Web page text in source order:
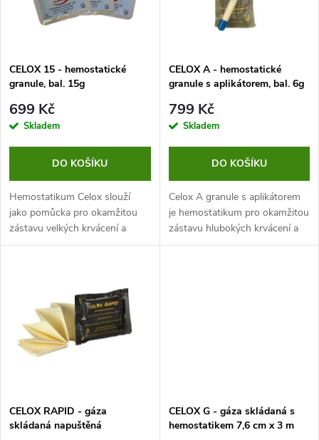
p
r
o
d
u
ů
s
p
r
d
u
ů
CELOX 15 - hemostatické
granule, bal. 15g
699 Kč
Skladem
DO KOŠÍKU
Hemostatikum Celox slouží
jako pomůcka pro okamžitou
zástavu velkých krvácení a
masivních ran. Je dodáváno ve
CELOX A - hemostatické
granule s aplikátorem, bal. 6g
799 Kč
Skladem
DO KOŠÍKU
Celox A granule s aplikátorem
je hemostatikum pro okamžitou
zástavu hlubokých krvácení a
masivních ran.
CELOX RAPID - gáza
skládaná napuštěná
CELOX G - gáza skládaná s
hemostatikem 7,6 cm x 3 m